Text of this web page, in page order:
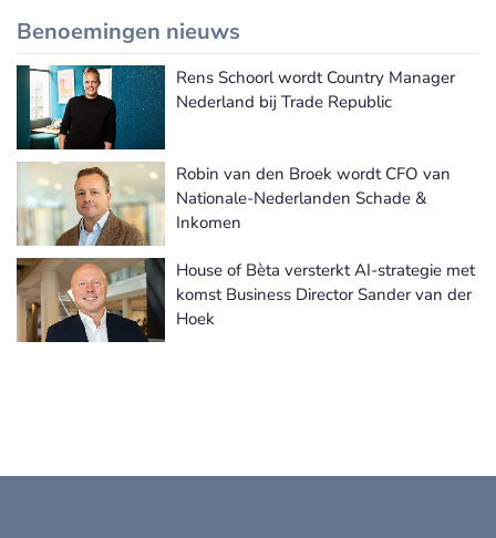
Benoemingen nieuws
Meer Benoemingen nieuws
Rens Schoorl wordt Country Manager
Nederland bij Trade Republic
Robin van den Broek wordt CFO van
Nationale-Nederlanden Schade &
Inkomen
House of Bèta versterkt AI-strategie met
komst Business Director Sander van der
Hoek